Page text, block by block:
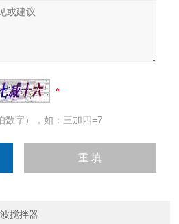
数字），如：三加四=7
搅拌器